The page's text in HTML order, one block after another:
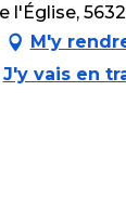
l'Église,
M'y
J'y vais en